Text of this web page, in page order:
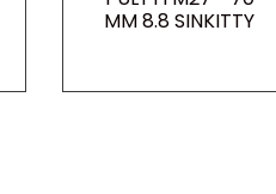
MM 8.8 SINKITTY